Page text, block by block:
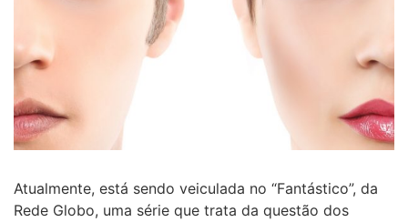
Atualmente, está sendo veiculada no “Fantástico”, da
Rede Globo, uma série que trata da questão dos